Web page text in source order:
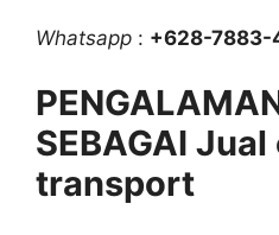
Whatsapp : +628-
SEBAGAI
transport